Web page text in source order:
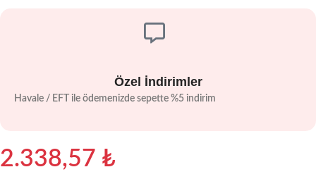
Özel İndirimler
Havale / EFT ile ödemenizde sepette %5 indirim
2.338,57 ₺